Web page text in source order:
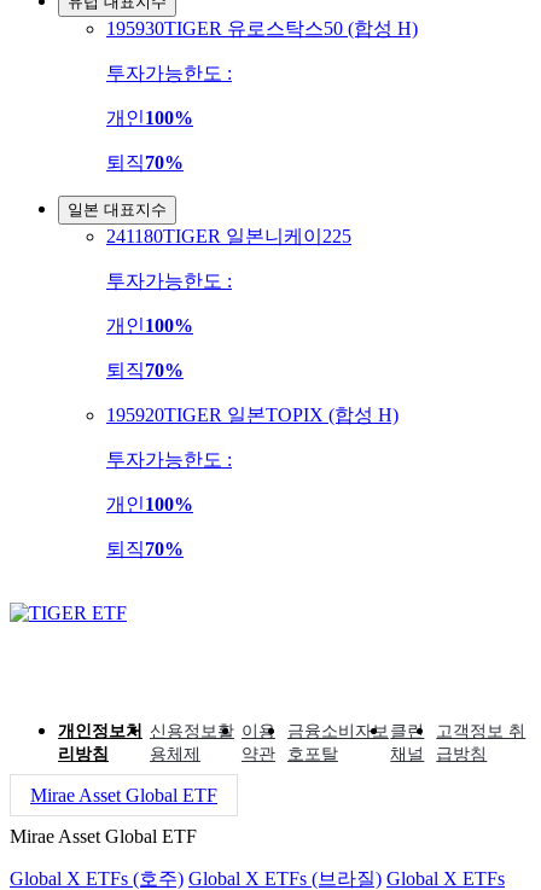
195930TIGER 유로스탁스50 (합성 H)
투자가능한도 :
개인100%
퇴직70%
일본 대표지수
241180TIGER 일본니케이225
투자가능한도 :
개인100%
퇴직70%
195920TIGER 일본TOPIX (합성 H)
투자가능한도 :
개인100%
퇴직70%
개인정보처
리방침
신용정보활
용체제
이용
약관
금융소비자보
호포탈
클린
채널
고객정보 취
급방침
Mirae Asset Global ETF
Mirae Asset Global ETF
Global X ETFs (호주) Global X ETFs (브라질) Global X ETFs